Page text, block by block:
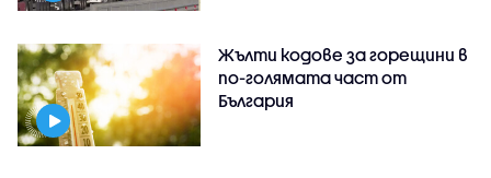
Жълти кодове за горещини в
по-голямата част от
България